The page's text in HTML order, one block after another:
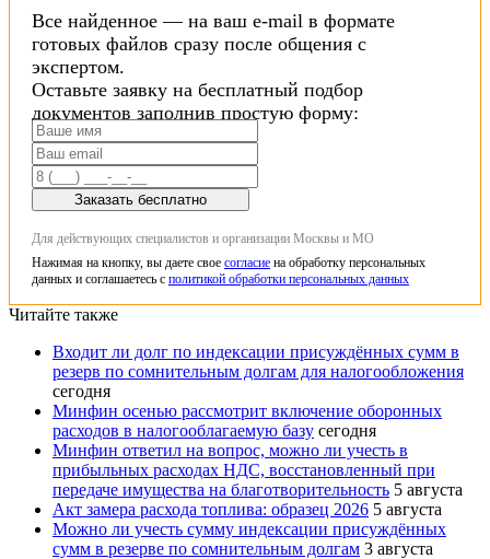
Все найденное — на ваш e-mail в формате
готовых файлов сразу после общения с
экспертом.
Оставьте заявку на бесплатный подбор
документов заполнив простую форму:
Заказать бесплатно
Для действующих специалистов и организации Москвы и МО
Нажимая на кнопку, вы даете свое согласие на обработку персональных
данных и соглашаетесь с политикой обработки персональных данных
Читайте также
Входит ли долг по индексации присуждённых сумм в
резерв по сомнительным долгам для налогообложения
сегодня
Минфин осенью рассмотрит включение оборонных
расходов в налогооблагаемую базу сегодня
Минфин ответил на вопрос, можно ли учесть в
прибыльных расходах НДС, восстановленный при
передаче имущества на благотворительность 5 августа
Акт замера расхода топлива: образец 2026 5 августа
Можно ли учесть сумму индексации присуждённых
сумм в резерве по сомнительным долгам 3 августа